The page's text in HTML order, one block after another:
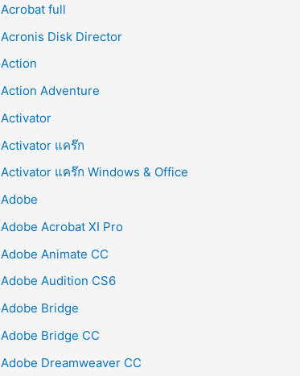
Acrobat full
Acronis Disk Director
Action
Action Adventure
Activator
Activator แคร๊ก
Activator แคร๊ก Windows & Office
Adobe
Adobe Acrobat XI Pro
Adobe Animate CC
Adobe Audition CS6
Adobe Bridge
Adobe Bridge CC
Adobe Dreamweaver CC